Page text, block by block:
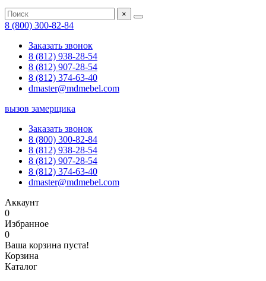
×
8 (800) 300-82-84
Заказать звонок
8 (812) 938-28-54
8 (812) 907-28-54
8 (812) 374-63-40
dmaster@mdmebel.com
вызов замерщика
Заказать звонок
8 (800) 300-82-84
8 (812) 938-28-54
8 (812) 907-28-54
8 (812) 374-63-40
dmaster@mdmebel.com
Аккаунт
0
Избранное
0
Ваша корзина пуста!
Корзина
Каталог